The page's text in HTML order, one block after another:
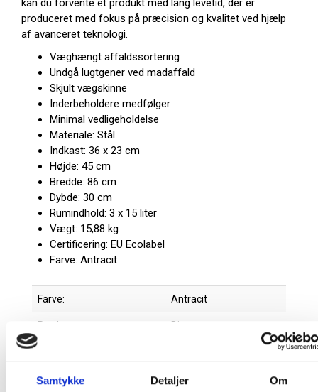
Samtykke Detaljer Om
kan du forvente et produkt med lang levetid, der er
produceret med fokus på præcision og kvalitet ved hjælp
af avanceret teknologi.
Væghængt affaldssortering
Undgå lugtgener ved madaffald
Skjult vægskinne
Inderbeholdere medfølger
Minimal vedligeholdelse
Materiale: Stål
Indkast: 36 x 23 cm
Højde: 45 cm
Bredde: 86 cm
Dybde: 30 cm
Rumindhold: 3 x 15 liter
Vægt: 15,88 kg
Certificering: EU Ecolabel
Farve: Antracit
Farve: Antracit
Producent: Bica